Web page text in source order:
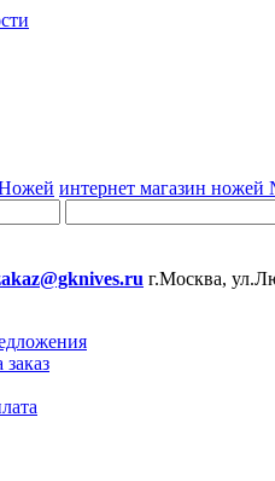
интернет магазин ножей
г.Москва,